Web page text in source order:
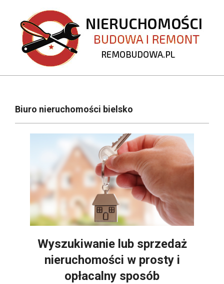
content
REMOBUDOWA.PL
NavigationBiuro nieruchomości bielsko
Wyszukiwanie lub sprzedaż
nieruchomości w prosty i
opłacalny sposób